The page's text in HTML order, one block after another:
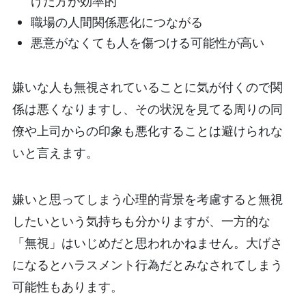
職場の人間関係悪化につながる
悪意がなくても人を傷つける可能性が高い
嫌いな人も無視されていることに気が付くので関
係は悪くなりますし、その状況を見てる周りの同
僚や上司からの印象も悪化することは避けられな
いと言えます。
嫌いと思ってしまう心理的背景を考慮すると無視
したいという気持ちも分かりますが、一方的な
「無視」はいじめだと思われかねません。大げさ
になるとハラスメント行為だとみなされてしまう
可能性もあります。